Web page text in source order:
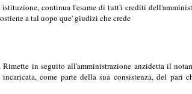
continua l'esame di tutt'i crediti
a tal uopo que' giudizi che crede
in seguito all'amministrazione anzidetta il
come parte della sua consistenza, del